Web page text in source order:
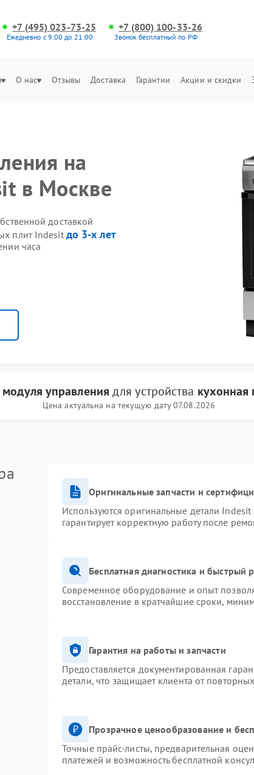
+7 (495) 023-73-25
Ежедневно с 9:00 до 21:00
+7 (800) 100-33-26
Звонок бесплатный по РФ
О нас Отзывы Доставка Гарантии Акции и скидки
на
в Москве
доставкой
плит Indesit до 3-х лет
часа
управления для устройства кухонная
Цена актуальна на текущую дату 07.08.2026
Оригинальные запчасти и
Используются оригинальные детали
гарантирует корректную работу после
Бесплатная диагностика и быстрый
Современное оборудование и опыт
восстановление в кратчайшие сроки,
Гарантия на работы и запчасти
Предоставляется документированная
детали, что защищает клиента от
Прозрачное ценообразование и
Точные прайс-листы, предварительная
платежей и возможность бесплатной